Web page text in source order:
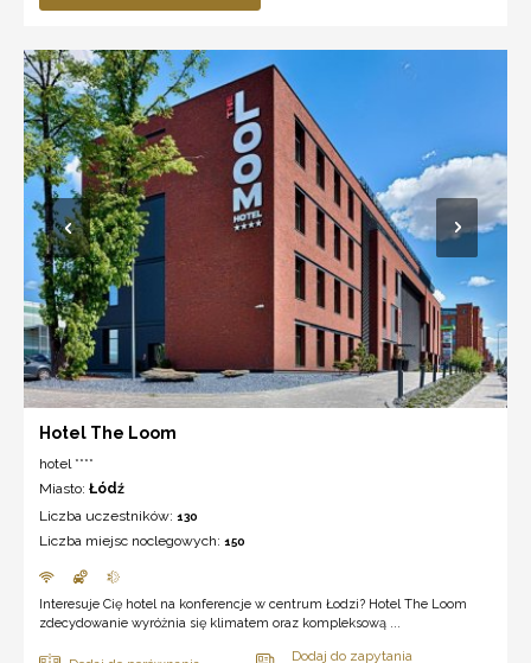
Hotel The Loom
hotel ****
Miasto: Łódź
Liczba uczestników: 130
Liczba miejsc noclegowych: 150
Interesuje Cię hotel na konferencje w centrum Łodzi? Hotel The Loom
zdecydowanie wyróżnia się klimatem oraz kompleksową ...